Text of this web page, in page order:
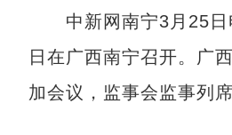
中新网南宁3月25日
日在广西南宁召开。广
加会议，监事会监事列席